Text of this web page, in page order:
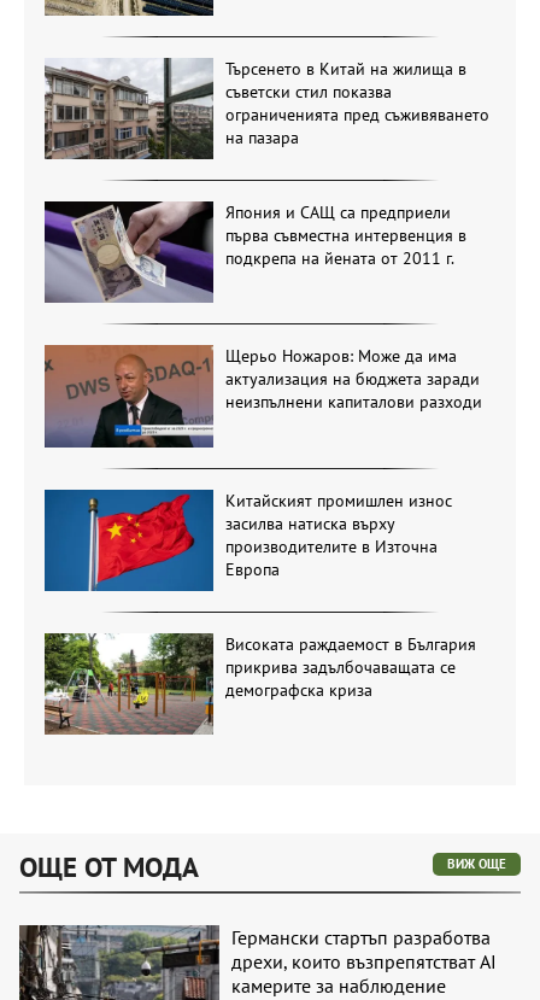
Търсенето в Китай на жилища в
съветски стил показва
ограниченията пред съживяването
на пазара
Япония и САЩ са предприели
първа съвместна интервенция в
подкрепа на йената от 2011 г.
Щерьо Ножаров: Може да има
актуализация на бюджета заради
неизпълнени капиталови разходи
Китайският промишлен износ
засилва натиска върху
производителите в Източна
Европа
Високата раждаемост в България
прикрива задълбочаващата се
демографска криза
ОЩЕ ОТ МОДА ВИЖ ОЩЕ
Германски стартъп разработва
дрехи, които възпрепятстват AI
камерите за наблюдение